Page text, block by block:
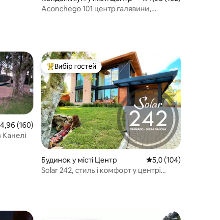
Aconchego 101 центр галявини,
оцінка: 4,96 з 5, відгуки: 160
4,96 (160)
Канелі
Топ вибір гостей
Вибір гостей
Будинок у місті Центр Середня оцінка: 5,0
5,0 (104)
Solar 242, стиль і комфорт у центрі